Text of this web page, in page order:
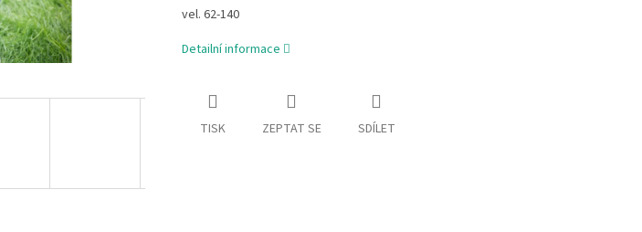
vel. 62-140
Detailní informace
TISK ZEPTAT SE SDÍLET